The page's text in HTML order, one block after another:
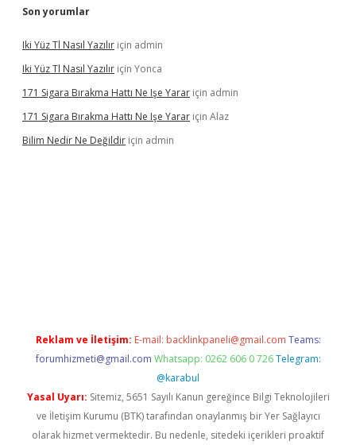
Son yorumlar
Iki Yüz Tl Nasıl Yazılır için admin
Iki Yüz Tl Nasıl Yazılır için Yonca
171 Sigara Bırakma Hattı Ne Işe Yarar için admin
171 Sigara Bırakma Hattı Ne Işe Yarar için Alaz
Bilim Nedir Ne Değildir için admin
Reklam ve İletişim: E-mail: backlinkpaneli@gmail.com Teams:
forumhizmeti@gmail.com Whatsapp: 0262 606 0 726 Telegram:
@karabul
Yasal Uyarı: Sitemiz, 5651 Sayılı Kanun gereğince Bilgi Teknolojileri
ve İletişim Kurumu (BTK) tarafından onaylanmış bir Yer Sağlayıcı
olarak hizmet vermektedir. Bu nedenle, sitedeki içerikleri proaktif